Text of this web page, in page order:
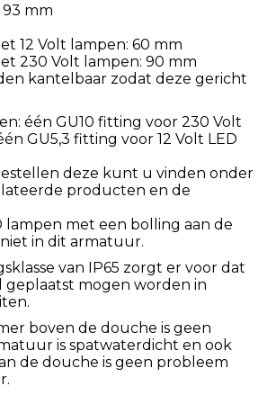
mm
12 Volt lampen: 60 mm
230 Volt lampen: 90 mm
kantelbaar zodat deze gericht
één GU10 fitting voor 230 Volt
GU5,3 fitting voor 12 Volt LED
deze kunt u vinden onder
producten en de
lampen met een bolling aan de
in dit armatuur.
van IP65 zorgt er voor dat
geplaatst mogen worden in
boven de douche is geen
is spatwaterdicht en ook
de douche is geen probleem